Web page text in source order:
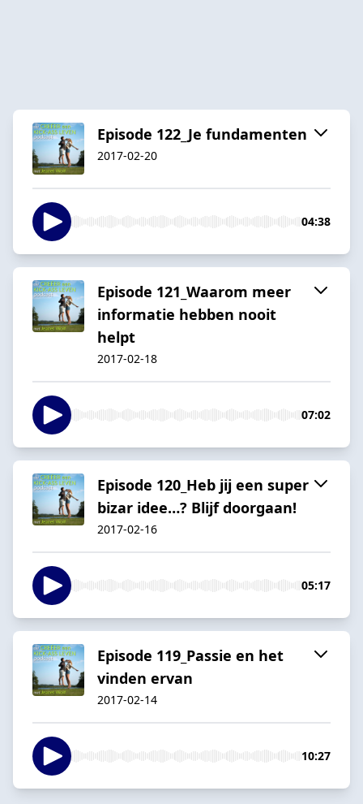
Episode 122_Je fundamenten
2017-02-20
04:38
Episode 121_Waarom meer
informatie hebben nooit
helpt
2017-02-18
07:02
Episode 120_Heb jij een super
bizar idee…? Blijf doorgaan!
2017-02-16
05:17
Episode 119_Passie en het
vinden ervan
2017-02-14
10:27